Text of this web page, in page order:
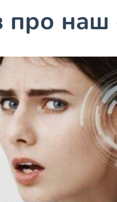
про наш